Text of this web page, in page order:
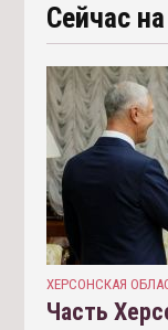
Сейчас
ХЕРСОНСКАЯ
Часть